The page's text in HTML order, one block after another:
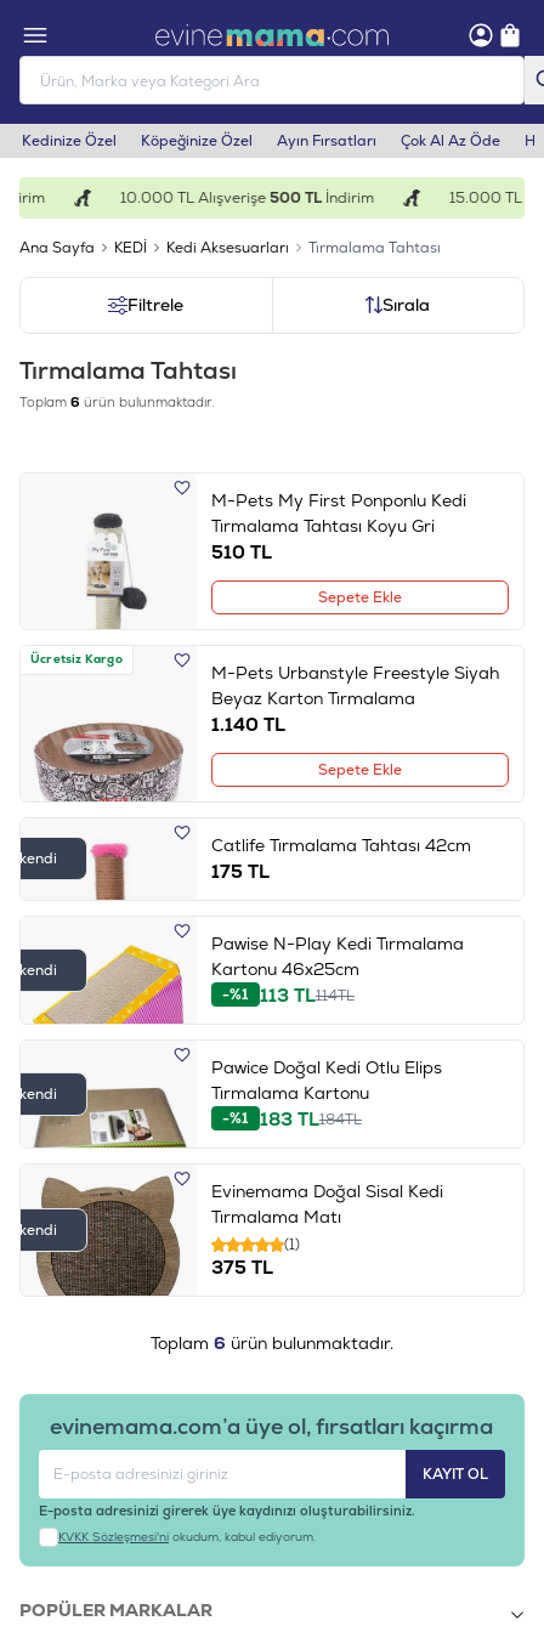
Kedinize Özel Köpeğinize Özel Ayın Fırsatları Çok Al Az Öde
10.000 TL Alışverişe500 TLİndirim 15.000 TL
Ana Sayfa KEDİ Kedi Aksesuarları Tırmalama Tahtası
Filtrele Sırala
Tırmalama Tahtası
Toplam 6 ürün bulunmaktadır.
M-Pets My First Ponponlu Kedi
Tırmalama Tahtası Koyu Gri
510 TL
Sepete Ekle
Ücretsiz Kargo
M-Pets Urbanstyle Freestyle Siyah
Beyaz Karton Tırmalama
1.140 TL
Sepete Ekle
Tükendi
Catlife Tırmalama Tahtası 42cm
175TL
Tükendi
Pawise N-Play Kedi Tırmalama
Kartonu 46x25cm
-%1 113TL114TL
Tükendi
Pawice Doğal Kedi Otlu Elips
Tırmalama Kartonu
-%1 183TL184TL
Tükendi
Evinemama Doğal Sisal Kedi
Tırmalama Matı
(1)
375TL
Toplam 6 ürün bulunmaktadır.
evinemama.com’a üye ol, fırsatları kaçırma
KAYIT OL
E-posta adresinizi girerek üye kaydınızı oluşturabilirsiniz.
KVKK Sözleşmesi'ni okudum, kabul ediyorum.
POPÜLER MARKALAR